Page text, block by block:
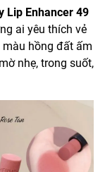
Lip Enhancer 49
ai yêu thích vẻ
màu hồng đất ấm
nhẹ, trong suốt,